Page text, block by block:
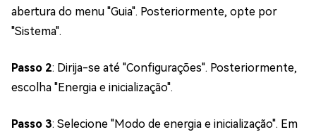
abertura do menu "Guia". Posteriormente, opte por
"Sistema".
Passo 2: Dirija-se até "Configurações". Posteriormente,
escolha "Energia e inicialização".
Passo 3: Selecione "Modo de energia e inicialização". Em